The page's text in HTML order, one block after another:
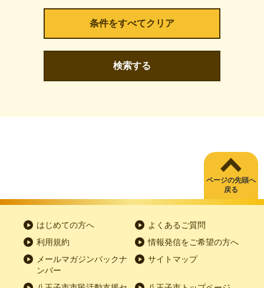
検索する
ページの先頭へ
戻る
はじめての方へ
よくあるご質問
利用規約
情報発信をご希望の方へ
メールマガジンバックナ
ンバー
サイトマップ